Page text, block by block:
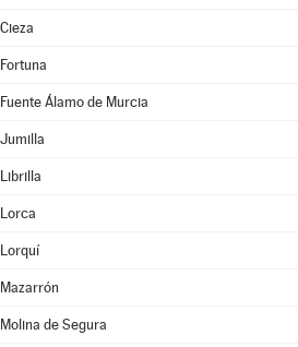
Cieza
Fortuna
Fuente Álamo de Murcia
Jumilla
Librilla
Lorca
Lorquí
Mazarrón
Molina de Segura